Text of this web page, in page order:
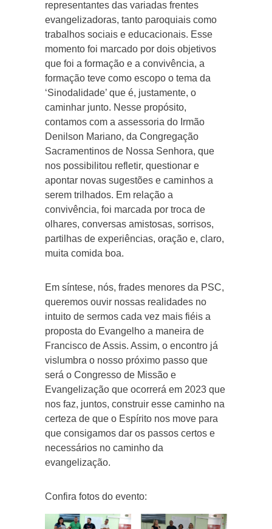
representantes das variadas frentes
evangelizadoras, tanto paroquiais como
trabalhos sociais e educacionais. Esse
momento foi marcado por dois objetivos
que foi a formação e a convivência, a
formação teve como escopo o tema da
‘Sinodalidade’ que é, justamente, o
caminhar junto. Nesse propósito,
contamos com a assessoria do Irmão
Denilson Mariano, da Congregação
Sacramentinos de Nossa Senhora, que
nos possibilitou refletir, questionar e
apontar novas sugestões e caminhos a
serem trilhados. Em relação a
convivência, foi marcada por troca de
olhares, conversas amistosas, sorrisos,
partilhas de experiências, oração e, claro,
muita comida boa.
Em síntese, nós, frades menores da PSC,
queremos ouvir nossas realidades no
intuito de sermos cada vez mais fiéis a
proposta do Evangelho a maneira de
Francisco de Assis. Assim, o encontro já
vislumbra o nosso próximo passo que
será o Congresso de Missão e
Evangelização que ocorrerá em 2023 que
nos faz, juntos, construir esse caminho na
certeza de que o Espírito nos move para
que consigamos dar os passos certos e
necessários no caminho da
evangelização.
Confira fotos do evento: